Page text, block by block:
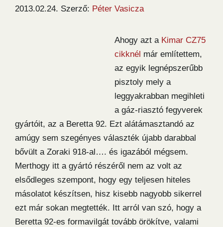
2013.02.24. Szerző: Péter Vasicza
Ahogy azt a Kimar CZ75
cikknél már említettem,
az egyik legnépszerűbb
pisztoly mely a
leggyakrabban megihleti
a gáz-riasztó fegyverek
gyártóit, az a Beretta 92. Ezt alátámasztandó az
amúgy sem szegényes választék újabb darabbal
bővült a Zoraki 918-al…. és igazából mégsem.
Merthogy itt a gyártó részéről nem az volt az
elsődleges szempont, hogy egy teljesen hiteles
másolatot készítsen, hisz kisebb nagyobb sikerrel
ezt már sokan megtették. Itt arról van szó, hogy a
Beretta 92-es formavilgát tovább örökítve, valami